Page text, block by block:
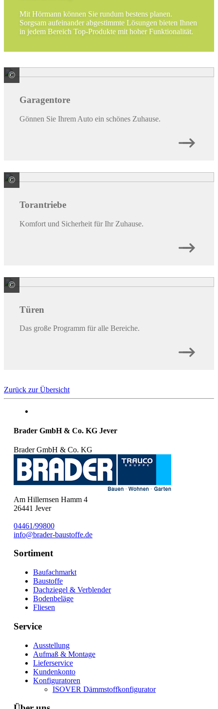
Mit Hörmann können Sie rundum bestens planen.
Sorgsam aufeinander abgestimmte Lösungen bieten Ihnen
in jedem Bereich Top-Produkte mit hoher Funktionalität.
© HÖRMANN KG Verkaufsgesellschaft
Garagentore
Gönnen Sie Ihrem Auto ein schönes Zuhause.
© HÖRMANN KG Verkaufsgesellschaft
Torantriebe
Komfort und Sicherheit für Ihr Zuhause.
© HÖRMANN KG Verkaufsgesellschaft
Türen
Das große Programm für alle Bereiche.
Zurück zur Übersicht
Brader GmbH & Co. KG Jever
Brader GmbH & Co. KG
Am Hillernsen Hamm 4
26441 Jever
04461/99800
info@brader-baustoffe.de
Sortiment
Baufachmarkt
Baustoffe
Dachziegel & Verblender
Bodenbeläge
Fliesen
Service
Ausstellung
Aufmaß & Montage
Lieferservice
Kundenkonto
Konfiguratoren
ISOVER Dämmstoffkonfigurator